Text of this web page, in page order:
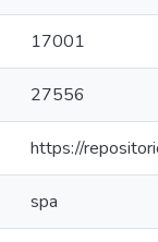
17001
27556
https://
spa